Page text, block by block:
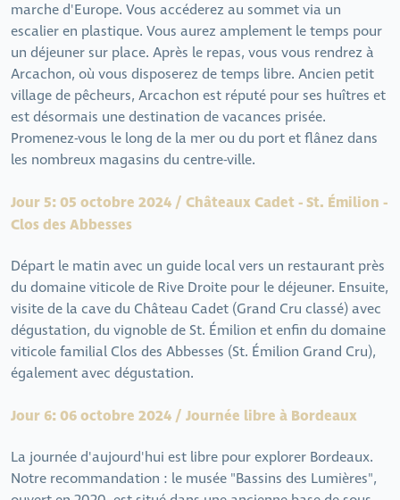
marche d'Europe. Vous accéderez au sommet via un
escalier en plastique. Vous aurez amplement le temps pour
un déjeuner sur place. Après le repas, vous vous rendrez à
Arcachon, où vous disposerez de temps libre. Ancien petit
village de pêcheurs, Arcachon est réputé pour ses huîtres et
est désormais une destination de vacances prisée.
Promenez-vous le long de la mer ou du port et flânez dans
les nombreux magasins du centre-ville.
Jour 5: 05 octobre 2024 / Châteaux Cadet - St. Émilion -
Clos des Abbesses
Départ le matin avec un guide local vers un restaurant près
du domaine viticole de Rive Droite pour le déjeuner. Ensuite,
visite de la cave du Château Cadet (Grand Cru classé) avec
dégustation, du vignoble de St. Émilion et enfin du domaine
viticole familial Clos des Abbesses (St. Émilion Grand Cru),
également avec dégustation.
Jour 6: 06 octobre 2024 / Journée libre à Bordeaux
La journée d'aujourd'hui est libre pour explorer Bordeaux.
Notre recommandation : le musée "Bassins des Lumières",